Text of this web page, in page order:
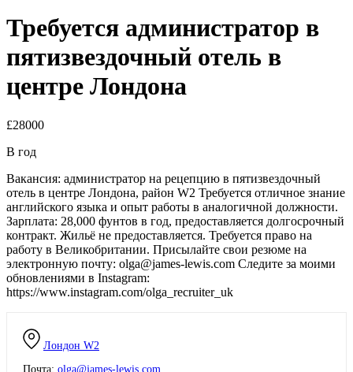
Требуется администратор в
пятизвездочный отель в
центре Лондона
£28000
В год
Лондон W2
Почта: olga@james-lewis.com
Вакансия: администратор на рецепцию в пятизвездочный
отель в центре Лондона, район W2 Требуется отличное знание
английского языка и опыт работы в аналогичной должности.
Зарплата: 28,000 фунтов в год, предоставляется долгосрочный
контракт. Жильё не предоставляется. Требуется право на
работу в Великобритании. Присылайте свои резюме на
электронную почту: olga@james-lewis.com Следите за моими
обновлениями в Instagram:
https://www.instagram.com/olga_recruiter_uk